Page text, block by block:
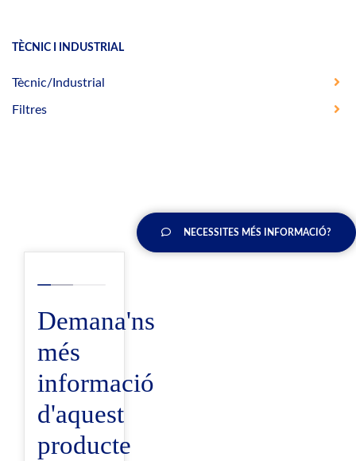
TÈCNIC I INDUSTRIAL
Tècnic/Industrial
Filtres
NECESSITES MÉS INFORMACIÓ?
Demana'ns
més
informació
d'aquest
producte